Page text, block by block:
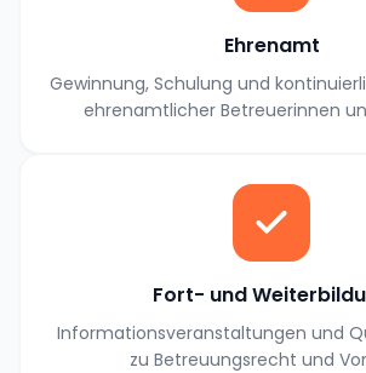
Ehrenamt
Gewinnung, Schulung und
ehrenamtlicher Betreuerinnen
Fort- und
Informationsveranstaltungen und
zu Betreuungsrecht und